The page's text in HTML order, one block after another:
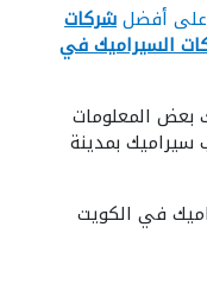
على أفضلشركات
السيراميك في
بعض المعلومات
سيراميك بمدينة
في الكويت